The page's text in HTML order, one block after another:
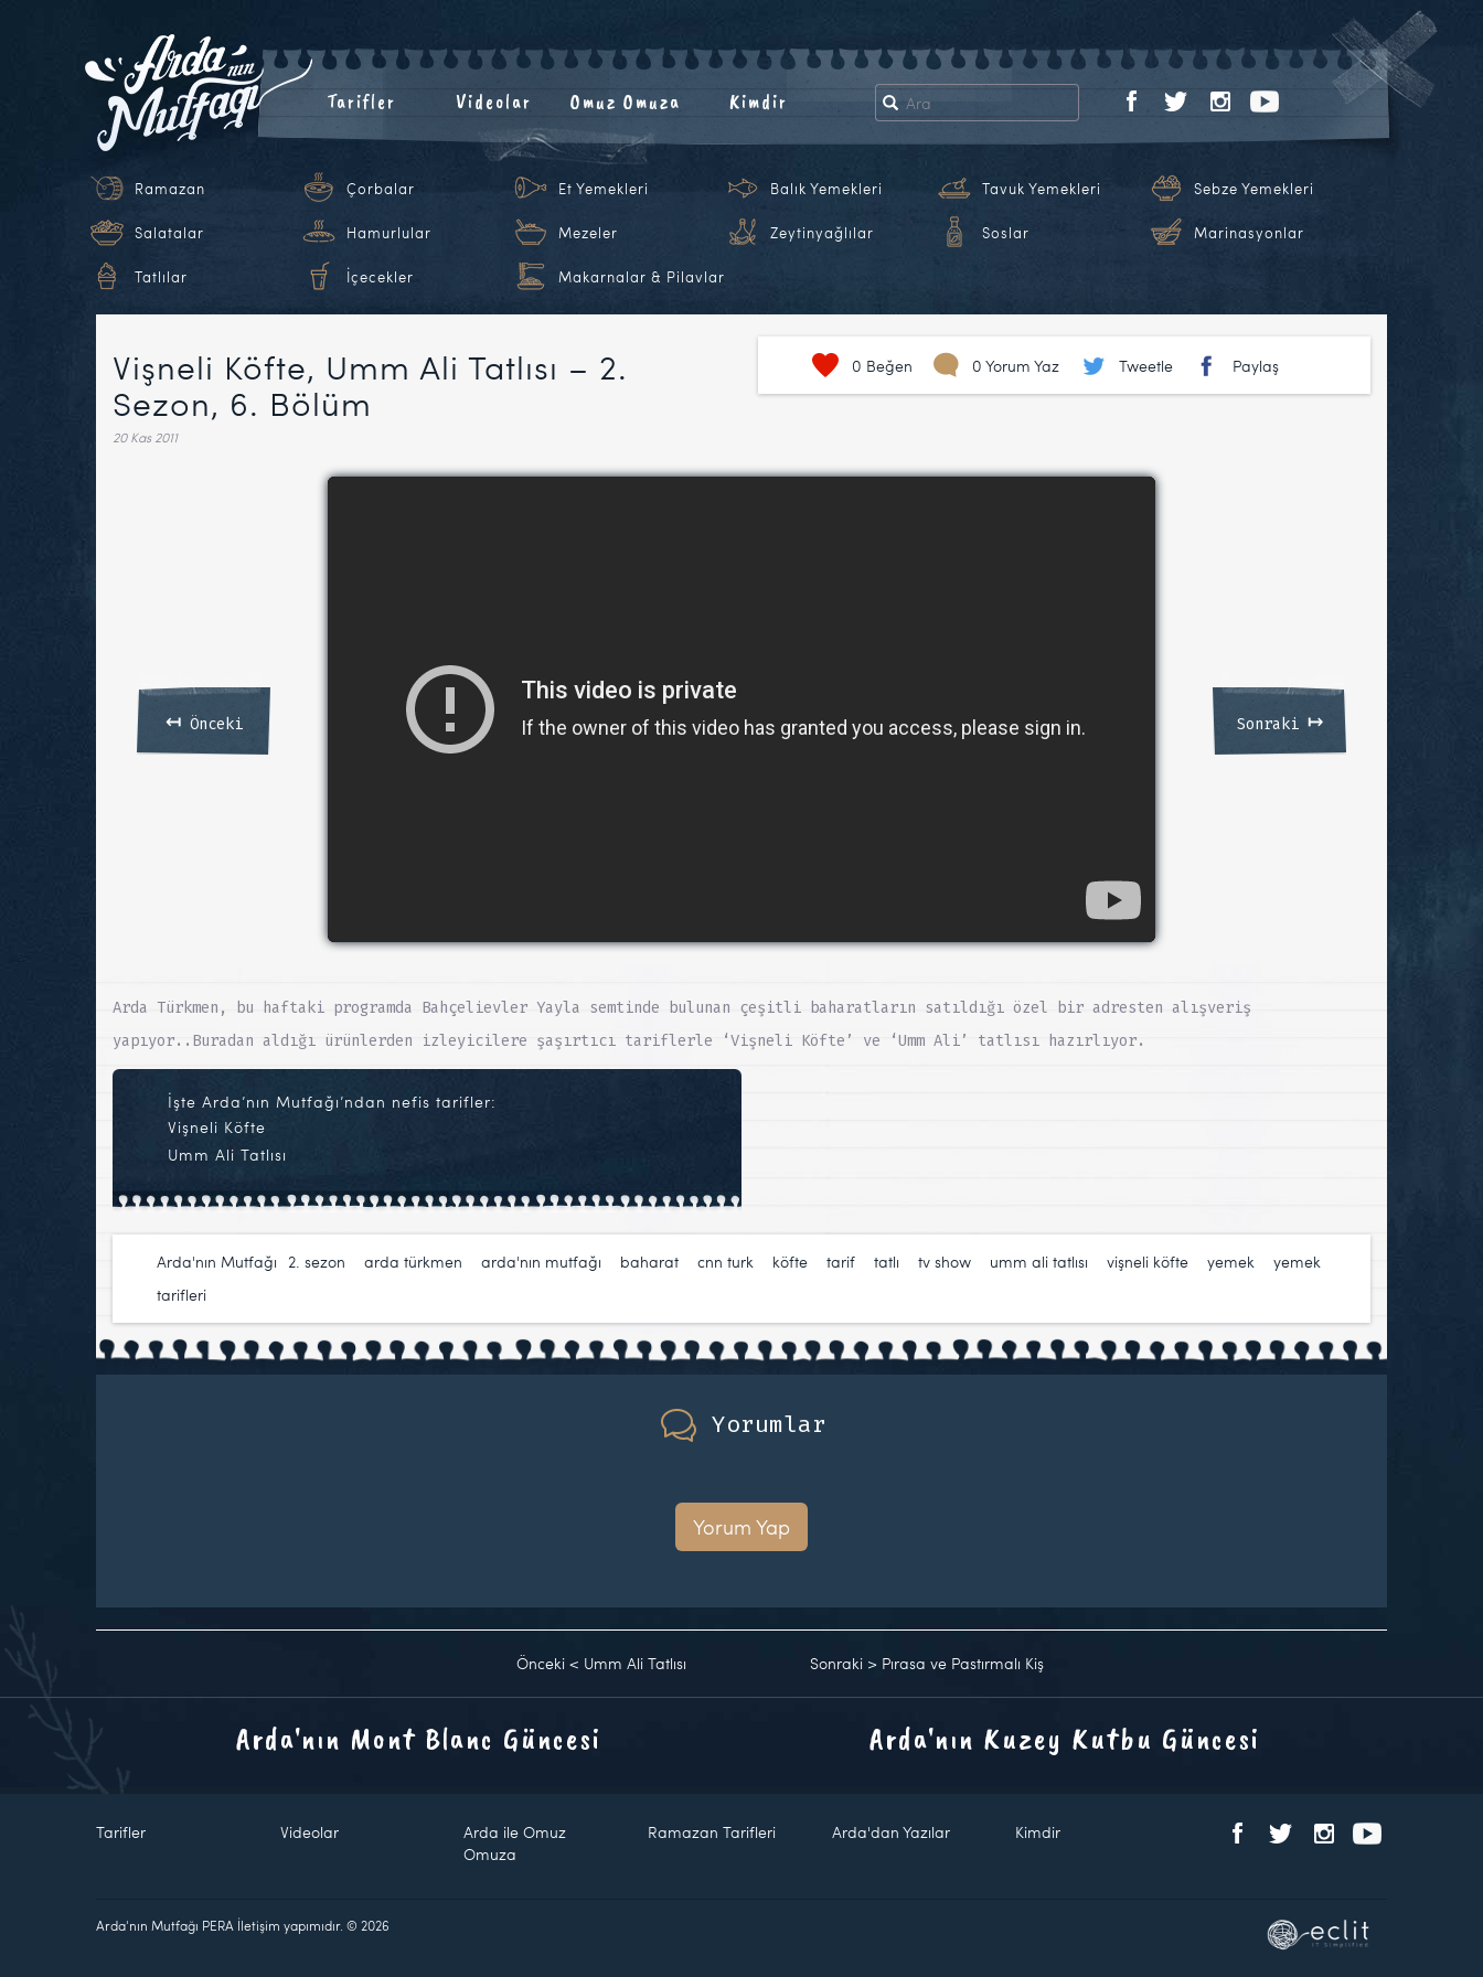
Tarifler Videolar Omuz Omuza Kimdir
Ramazan Çorbalar Et Yemekleri Balık Yemekleri Tavuk Yemekleri Sebze Yemekleri
Salatalar Hamurlular Mezeler Zeytinyağlılar Soslar Marinasyonlar
Tatlılar İçecekler Makarnalar & Pilavlar
Vişneli Köfte, Umm Ali Tatlısı – 2.
Sezon, 6. Bölüm
20 Kas 2011
0 Beğen 0 Yorum Yaz Tweetle Paylaş
↤Önceki Sonraki ↦
Arda Türkmen, bu haftaki programda Bahçelievler Yayla semtinde bulunan çeşitli baharatların satıldığı özel bir adresten alışveriş
yapıyor..Buradan aldığı ürünlerden izleyicilere şaşırtıcı tariflerle ‘Vişneli Köfte’ ve ‘Umm Ali’ tatlısı hazırlıyor.
İşte Arda’nın Mutfağı’ndan nefis tarifler:
Vişneli Köfte
Umm Ali Tatlısı
Arda'nın Mutfağı 2. sezon arda türkmen arda'nın mutfağı baharat cnn turk köfte tarif tatlı tv show umm ali tatlısı vişneli köfte yemek
yemek
tarifleri
Yorumlar
Yorum Yap
Önceki < Umm Ali Tatlısı Sonraki > Pırasa ve Pastırmalı Kiş
Arda'nın Mont Blanc Güncesi Arda'nın Kuzey Kutbu Güncesi
Tarifler Videolar
Arda ile Omuz
Omuza
Ramazan Tarifleri Arda'dan Yazılar Kimdir
Arda'nın Mutfağı PERA İletişim yapımıdır. © 2026